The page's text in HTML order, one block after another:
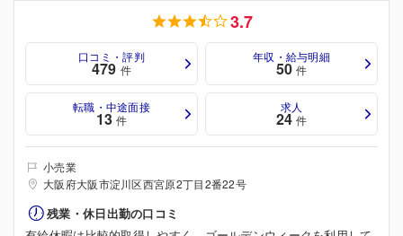
3.7
口コミ・評判
479 件
年収・給与明細
50 件
転職・中途面接
13 件
求人
24 件
小売業
大阪府大阪市淀川区西宮原2丁目2番22号
残業・休日出勤の口コミ